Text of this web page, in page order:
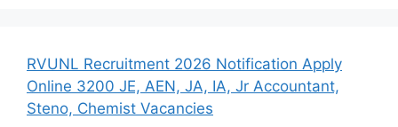
RVUNL Recruitment 2026 Notification Apply
Online 3200 JE, AEN, JA, IA, Jr Accountant,
Steno, Chemist Vacancies